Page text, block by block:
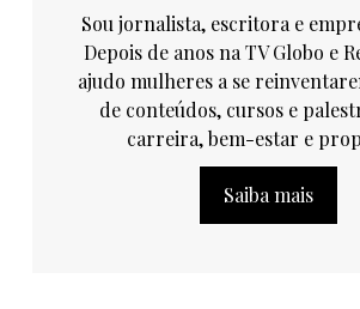
Sou jornalista, escritora e
Depois de anos na TV Globo e
ajudo mulheres a se
de conteúdos, cursos e
carreira, bem-estar e
Saiba mais